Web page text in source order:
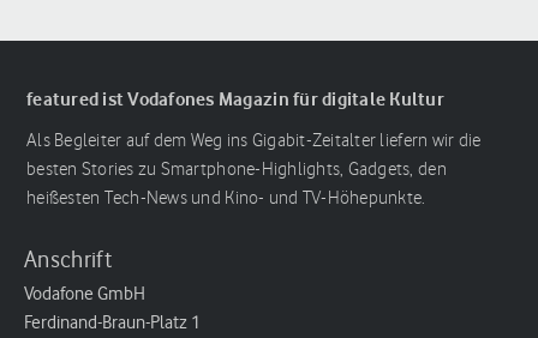
featured ist Vodafones Magazin für digitale Kultur
Als Begleiter auf dem Weg ins Gigabit-Zeitalter liefern wir die
besten Stories zu Smartphone-Highlights, Gadgets, den
heißesten Tech-News und Kino- und TV-Höhepunkte.
Anschrift
Vodafone GmbH
Ferdinand-Braun-Platz 1